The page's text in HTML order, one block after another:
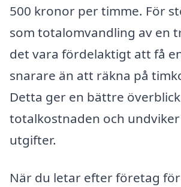
500 kronor per timme. För
som totalomvandling av en
det vara fördelaktigt att få
snarare än att räkna på
Detta ger en bättre
totalkostnaden och
utgifter.
När du letar efter företag för